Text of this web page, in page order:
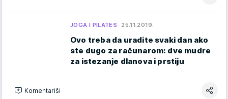
JOGA I PILATES 25.11.2019.
Ovo treba da uradite svaki dan ako
ste dugo za računarom: dve mudre
za istezanje dlanova i prstiju
Komentariši